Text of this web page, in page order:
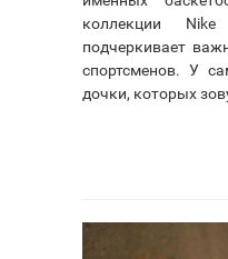
коллекции Nike
подчеркивает
спортсменов. У
дочки, которых